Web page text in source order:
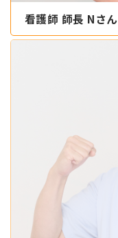
看護師 師長 Nさん